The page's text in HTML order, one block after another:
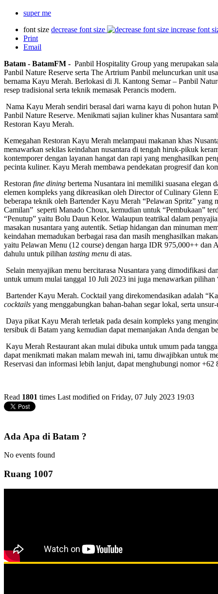
super me
font size decrease font size
increase font
Print
Email
Batam - BatamFM - Panbil Hospitality Group yang merupakan
Panbil Nature Reserve serta The Artrium Panbil meluncurkan unit
bernama Kayu Merah. Berlokasi di Jl. Kantong Semar – Panbil
resep tradisional serta teknik memasak Perancis modern.
Nama Kayu Merah sendiri berasal dari warna kayu di pohon hutan
Panbil Nature Reserve. Menikmati sajian kuliner khas Nusantara
Restoran Kayu Merah.
Kemegahan Restoran Kayu Merah melampaui makanan khas
menawarkan sekilas keindahan nusantara di tengah hiruk-pikuk
kontemporer dengan layanan hangat dan rapi yang menghasilkan
pecinta kuliner. Kayu Merah membawa pendekatan progresif dan
Restoran fine dining bertema Nusantara ini memiliki suasana elegan
elemen kompleks yang dikreasikan oleh Director of Culinary Glenn
beberapa teknik oleh Bartender Kayu Merah “Pelawan Spritz”
Camilan” seperti Manado Choux, kemudian untuk “Pembukaan”
“Penutup” yaitu Bolu Daun Kelor. Walaupun teatrikal dalam
masakan nusantara yang autentik. Setiap hidangan dan minuman
keindahan memadukan berbagai rasa dan masih menghasilkan
yaitu Pelawan Menu (12 course) dengan harga IDR 975,000++
dahulu untuk pilihan tasting menu di atas.
Selain menyajikan menu bercitarasa Nusantara yang dimodifikasi
untuk umum mulai tanggal 10 Juli 2023 ini juga menawarkan
Bartender Kayu Merah. Cocktail yang direkomendasikan adalah
cocktails yang menggabungkan bahan-bahan segar lokal, serta
Daya pikat Kayu Merah terletak pada desain kompleks yang
tersibuk di Batam yang kemudian dapat memanjakan Anda dengan
Kayu Merah Restaurant akan mulai dibuka untuk umum pada
dapat menikmati makan malam mewah ini, tamu diwajibkan untuk
Reservasi dan informasi lebih lanjut, dapat menghubungi nomor
Read 1801 times Last modified on Friday, 07 July 2023 19:03
Ada Apa di Batam ?
No events found
Ruang 1007